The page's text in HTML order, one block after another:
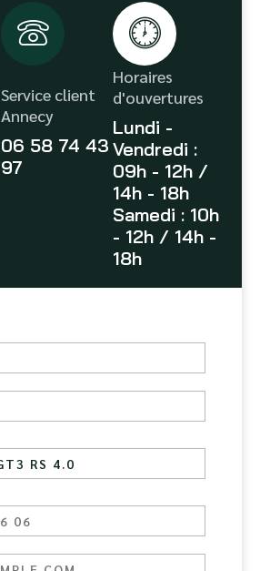
Service client
Annecy
06 58 74 43
97
Horaires
d'ouvertures
Lundi -
Vendredi :
09h - 12h /
14h - 18h
Samedi : 10h
- 12h / 14h -
18h